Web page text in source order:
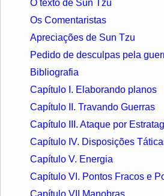
O texto de Sun Tzu
Os Comentaristas
Apreciações de Sun Tzu
Pedido de desculpas pela
Bibliografia
Capítulo I. Elaborando planos
Capítulo II. Travando Guerras
Capítulo III. Ataque por
Capítulo IV. Disposições
Capítulo V. Energia
Capítulo VI. Pontos Fracos e
Capítulo VII Manobras